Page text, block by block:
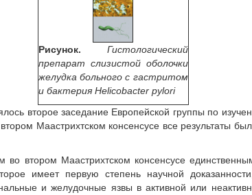
Рисунок.
Гистологический
препарат слизистой оболочки
желудка больного с гастритом
и бактерия Helicobacter pylori
второе заседание Европейской группы по
Маастрихтском консенсусе все результаты
втором Маастрихтском консенсусе
имеет первую степень научной
и желудочные язвы в активной или